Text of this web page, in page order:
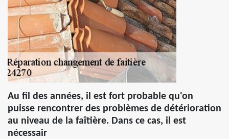
Au fil des années, il est fort probable qu'on
puisse rencontrer des problèmes de détérioration
au niveau de la faîtière. Dans ce cas, il est
nécessair